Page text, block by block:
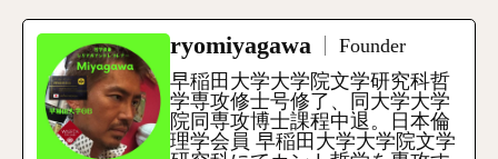
ryomiyagawa
Founder
早稲田大学大学院文学研究科哲
学専攻修士号修了、同大学大学
院同専攻博士課程中退。日本倫
理学会員 早稲田大学大学院文学